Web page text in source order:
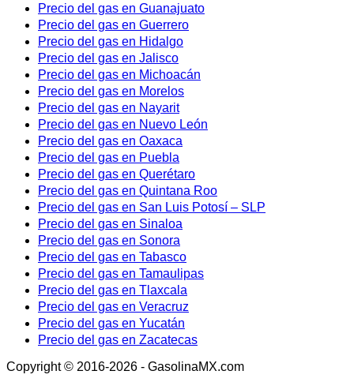
Precio del gas en Guanajuato
Precio del gas en Guerrero
Precio del gas en Hidalgo
Precio del gas en Jalisco
Precio del gas en Michoacán
Precio del gas en Morelos
Precio del gas en Nayarit
Precio del gas en Nuevo León
Precio del gas en Oaxaca
Precio del gas en Puebla
Precio del gas en Querétaro
Precio del gas en Quintana Roo
Precio del gas en San Luis Potosí – SLP
Precio del gas en Sinaloa
Precio del gas en Sonora
Precio del gas en Tabasco
Precio del gas en Tamaulipas
Precio del gas en Tlaxcala
Precio del gas en Veracruz
Precio del gas en Yucatán
Precio del gas en Zacatecas
Copyright © 2016-2026 - GasolinaMX.com